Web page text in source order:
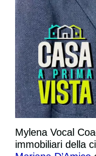
Mylena Vocal
immobiliari della